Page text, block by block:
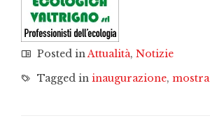
Posted inAttualità, Notizie
Tagged in inaugurazione, mostra